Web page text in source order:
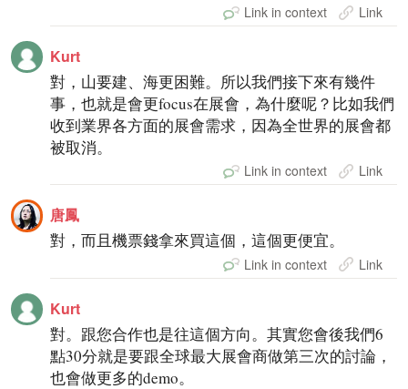
Link in context Link
Kurt
對，山要建、海更困難。所以我們接下來有幾件
事，也就是會更focus在展會，為什麼呢？比如我們
收到業界各方面的展會需求，因為全世界的展會都
被取消。
Link in context Link
唐鳳
對，而且機票錢拿來買這個，這個更便宜。
Link in context Link
Kurt
對。跟您合作也是往這個方向。其實您會後我們6
點30分就是要跟全球最大展會商做第三次的討論，
也會做更多的demo。